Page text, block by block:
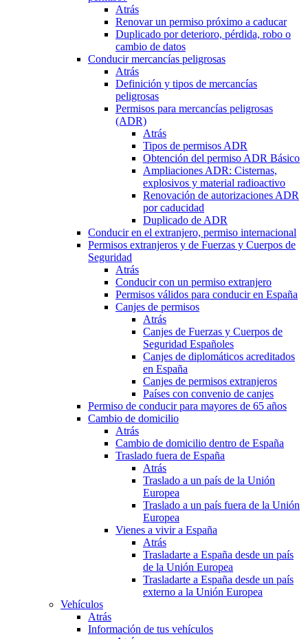
Atrás
Renovar un permiso próximo a caducar
Duplicado por deterioro, pérdida, robo o
cambio de datos
Conducir mercancías peligrosas
Atrás
Definición y tipos de mercancías
peligrosas
Permisos para mercancías peligrosas
(ADR)
Atrás
Tipos de permisos ADR
Obtención del permiso ADR Básico
Ampliaciones ADR: Cisternas,
explosivos y material radioactivo
Renovación de autorizaciones ADR
por caducidad
Duplicado de ADR
Conducir en el extranjero, permiso internacional
Permisos extranjeros y de Fuerzas y Cuerpos de
Seguridad
Atrás
Conducir con un permiso extranjero
Permisos válidos para conducir en España
Canjes de permisos
Atrás
Canjes de Fuerzas y Cuerpos de
Seguridad Españoles
Canjes de diplomáticos acreditados
en España
Canjes de permisos extranjeros
Países con convenio de canjes
Permiso de conducir para mayores de 65 años
Cambio de domicilio
Atrás
Cambio de domicilio dentro de España
Traslado fuera de España
Atrás
Traslado a un país de la Unión
Europea
Traslado a un país fuera de la Unión
Europea
Vienes a vivir a España
Atrás
Trasladarte a España desde un país
de la Unión Europea
Trasladarte a España desde un país
externo a la Unión Europea
Vehículos
Atrás
Información de tus vehículos